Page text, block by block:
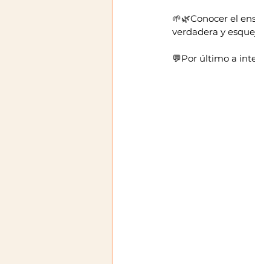
🌱🌿Conocer el
verdadera y
💬Por último a